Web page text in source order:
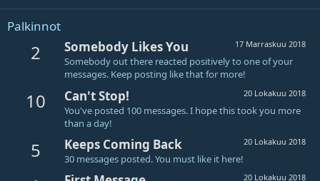
Palkinnot
2 17 Marraskuu 2018
Somebody Likes You
Somebody out there reacted positively to one of your
messages. Keep posting like that for more!
10 20 Lokakuu 2018
Can't Stop!
You've posted 100 messages. I hope this took you more
than a day!
5 20 Lokakuu 2018
Keeps Coming Back
30 messages posted. You must like it here!
20 Lokakuu 2018